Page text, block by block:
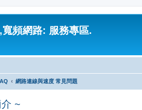
頻網路: 服務專區.
網路連線與速度 常見問題
~